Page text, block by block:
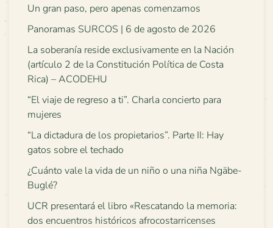
Un gran paso, pero apenas comenzamos
Panoramas SURCOS | 6 de agosto de 2026
La soberanía reside exclusivamente en la Nación
(artículo 2 de la Constitución Política de Costa
Rica) – ACODEHU
“El viaje de regreso a ti”. Charla concierto para
mujeres
“La dictadura de los propietarios”. Parte II: Hay
gatos sobre el techado
¿Cuánto vale la vida de un niño o una niña Ngäbe-
Buglé?
UCR presentará el libro «Rescatando la memoria:
dos encuentros históricos afrocostarricenses